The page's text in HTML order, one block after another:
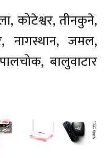
कोटेश्वर, तीनकुने,
नागस्थान, जमल,
बालुवाटार